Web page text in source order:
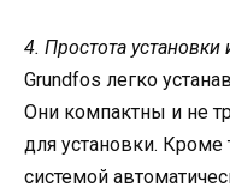
4. Простота
Grundfos легко
Они компактны и не
для установки.
системой